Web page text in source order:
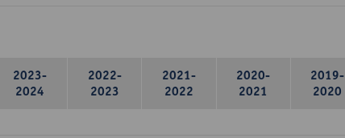
2023-
2024
2022-
2023
2021-
2022
2020-
2021
2019-
2020